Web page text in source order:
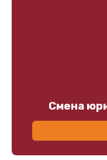
Смена